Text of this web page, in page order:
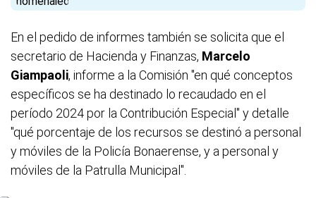
En el pedido de informes también se solicita que el
secretario de Hacienda y Finanzas, Marcelo
Giampaoli, informe a la Comisión "en qué conceptos
específicos se ha destinado lo recaudado en el
período 2024 por la Contribución Especial" y detalle
"qué porcentaje de los recursos se destinó a personal
y móviles de la Policía Bonaerense, y a personal y
móviles de la Patrulla Municipal".